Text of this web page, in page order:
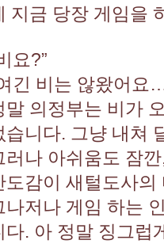
지금 당장 게임을
요?”
긴 비는 않왔어요
말 의정부는 비가
습니다. 그냥 내쳐
러나 아쉬움도 잠
도감이 새털도사
나저나 게임 하는
다. 아 정말 징그럽